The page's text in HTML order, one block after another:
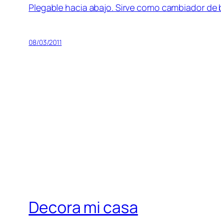
Plegable hacia abajo. Sirve como cambiador de
08/03/2011
Decora mi casa